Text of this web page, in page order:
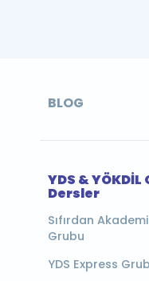
BLOG
YDS & YÖKDİL
Dersler
Sıfırdan
Grubu
YDS Express